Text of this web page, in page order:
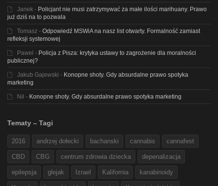
Janek - Policjant nie musi zatrzymywać za małe ilości marihuany. Prawo
już dziś na to pozwala
Tomasz - Odpowiedź MSWiA na nasz list otwarty. Formalność zamiast
refleksji systemowej
Pawel - Policja z Pisza: krytyka ustawy to zagrożenie dla moralności
publicznej?
Jakub Gajewski - Konopne shoty. Gdy absurdalne prawo spotyka
marketing
Nil - Konopne shoty. Gdy absurdalne prawo spotyka marketing
Tematy – Tagi
2016 andrzej dołecki bachanski cannabis cannafest
CBD CBG centrum zdrowia dziecka depenalizacja
epilepsja glejak Izrael Kalifornia kanabinoidy